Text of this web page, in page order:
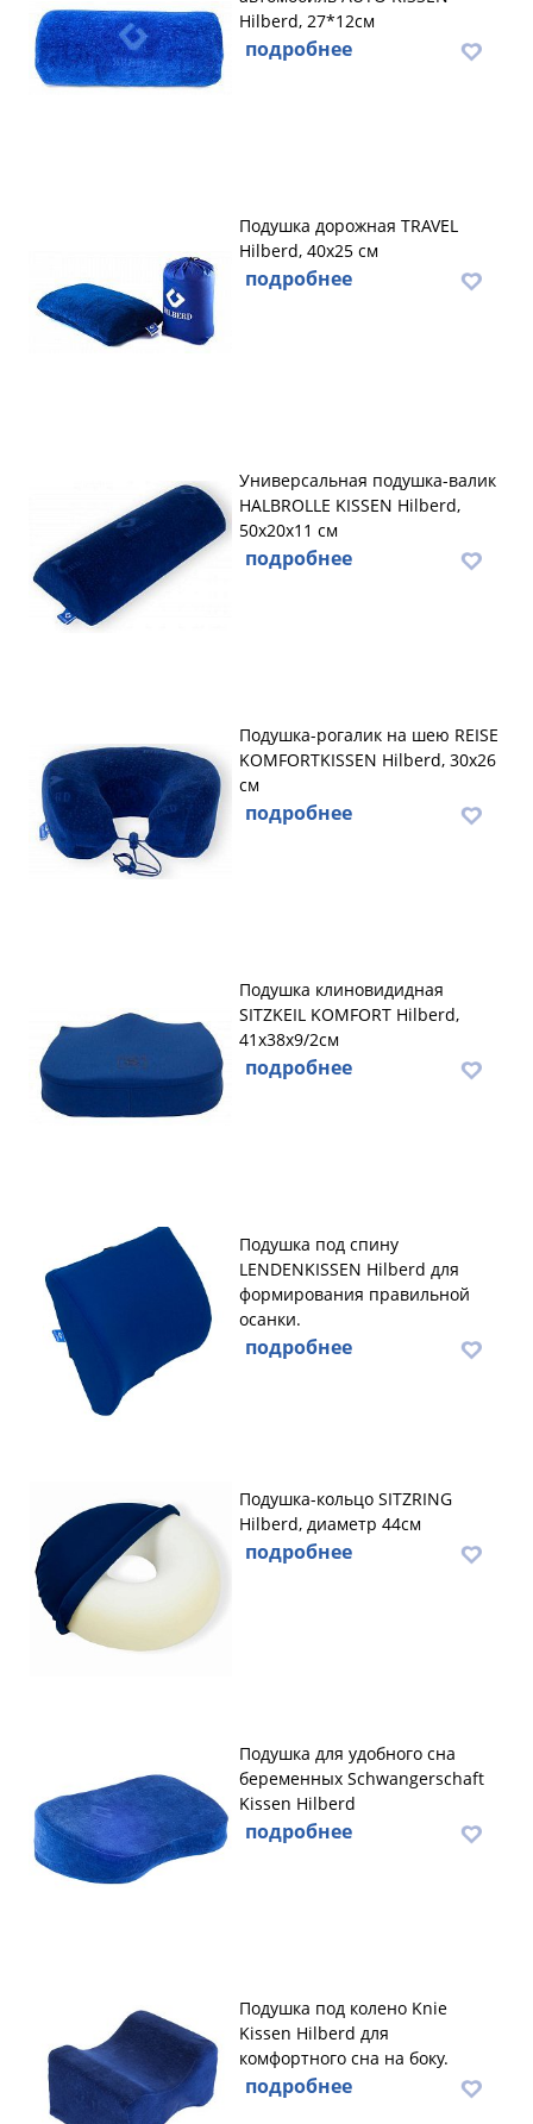
Hilberd, 27*12см
подробнее
Подушка дорожная TRAVEL
Hilberd, 40х25 см
подробнее
Универсальная подушка-валик
HALBROLLE KISSEN Hilberd,
50х20х11 см
подробнее
Подушка-рогалик на шею REISE
KOMFORTKISSEN Hilberd, 30х26
см
подробнее
Подушка клиновидидная
SITZKEIL KOMFORT Hilberd,
41х38х9/2см
подробнее
Подушка под спину
LENDENKISSEN Hilberd для
формирования правильной
осанки.
подробнее
Подушка-кольцо SITZRING
Hilberd, диаметр 44см
подробнее
Подушка для удобного сна
беременных Schwangerschaft
Kissen Hilberd
подробнее
Подушка под колено Knie
Kissen Hilberd для
комфортного сна на боку.
подробнее